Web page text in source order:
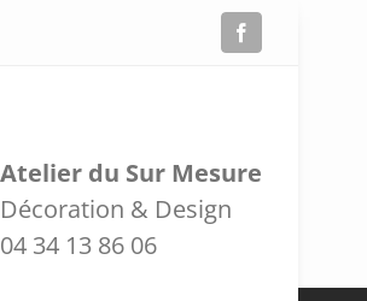
Atelier du Sur Mesure
Décoration & Design
04 34 13 86 06